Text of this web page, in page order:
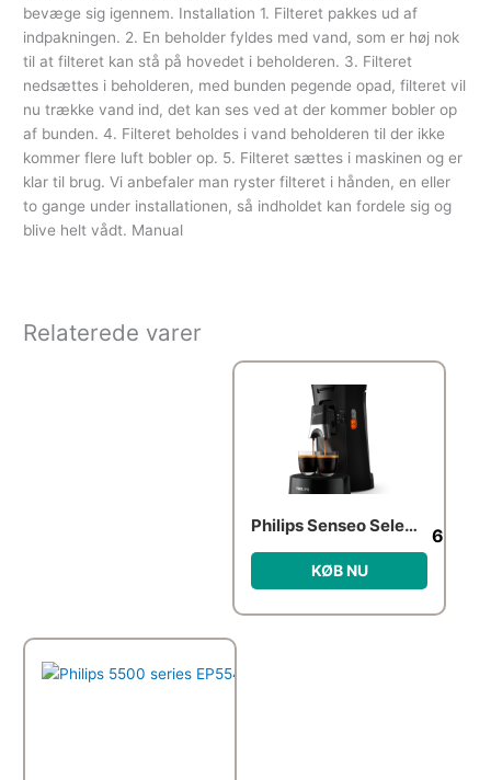
bevæge sig igennem. Installation 1. Filteret pakkes ud af
indpakningen. 2. En beholder fyldes med vand, som er høj nok
til at filteret kan stå på hovedet i beholderen. 3. Filteret
nedsættes i beholderen, med bunden pegende opad, filteret vil
nu trække vand ind, det kan ses ved at der kommer bobler op
af bunden. 4. Filteret beholdes i vand beholderen til der ikke
kommer flere luft bobler op. 5. Filteret sættes i maskinen og er
klar til brug. Vi anbefaler man ryster filteret i hånden, en eller
to gange under installationen, så indholdet kan fordele sig og
blive helt vådt. Manual
Relaterede varer
Philips Senseo Select Kapselmaskine Deep Black
KØB NU